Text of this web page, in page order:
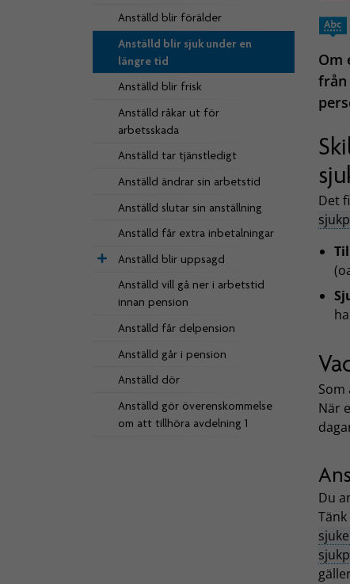
Anställd blir förälder
Anställd blir sjuk under en
längre tid
Anställd blir frisk
Anställd råkar ut för
arbetsskada
Anställd tar tjänstledigt
Anställd ändrar sin arbetstid
Anställd slutar sin anställning
Anställd får extra inbetalningar
Anställd blir uppsagd
Anställd vill gå ner i arbetstid
innan pension
Anställd får delpension
Anställd går i pension
Anställd dör
Anställd gör överenskommelse
om att tillhöra avdelning 1
Om
från
Det
När
Du